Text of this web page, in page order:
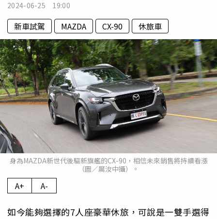
2024-06-25 19:00
新車試駕 MAZDA CX-90 休旅車
身為MAZDA新世代後驅新旗艦的CX-90，相信未來銷售將持續看漲
（圖／厲汝中攝）。
A+ A-
如今能夠選擇的7人座豪華休旅，可說是一雙手選得